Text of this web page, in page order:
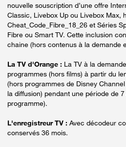
nouvelle souscription d’une offre
Classic, Livebox Up ou Livebox Max,
Cheat_Code_Fibre_18_26 et Séries
Fibre ou Smart TV. Cette inclusion
chaine (hors contenus à la demande
La TV d'Orange : La TV à la
programmes (hors films) à partir du
(hors programmes de Disney
la diffusion) pendant une période de
programme).
L'enregistreur TV : Avec décodeur
conservés 36 mois.